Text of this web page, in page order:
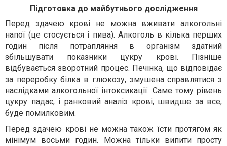
Підготовка до майбутнього дослідження
Перед здачею крові не можна вживати алкогольні
напої (це стосується і пива). Алкоголь в кілька перших
годин після потрапляння в організм здатний
збільшувати показники цукру крові. Пізніше
відбувається зворотний процес. Печінка, що відповідає
за переробку білка в глюкозу, змушена справлятися з
наслідками алкогольної інтоксикації. Саме тому рівень
цукру падає, і ранковий аналіз крові, швидше за все,
буде помилковим.
Перед здачею крові не можна також їсти протягом як
мінімум восьми годин. Можна тільки випити просту